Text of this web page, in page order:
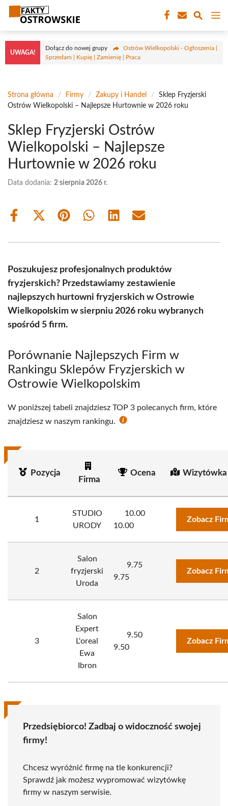
Przejdź
treści
UWAGA!
Dołącz do nowej grupy
Ostrów Wielkopolski - Ogłoszenia |
Sprzedam | Kupię | Zamienię | Praca
Strona główna / Firmy / Zakupy i Handel /
Sklep Fryzjerski
Ostrów Wielkopolski – Najlepsze Hurtownie w 2026 roku
Sklep Fryzjerski Ostrów
Wielkopolski – Najlepsze
Hurtownie w 2026 roku
Data dodania: 2 sierpnia 2026 r.
Share
Share
(Twitter)
Share Share Share Share
Poszukujesz profesjonalnych produktów
fryzjerskich? Przedstawiamy zestawienie
najlepszych hurtowni fryzjerskich w Ostrowie
Wielkopolskim w sierpniu 2026 roku wybranych
spośród 5 firm.
Porównanie Najlepszych Firm w
Rankingu Sklepów Fryzjerskich w
Ostrowie Wielkopolskim
W poniższej tabeli znajdziesz TOP 3 polecanych firm, które
znajdziesz w naszym rankingu.
Pozycja
Firma
Ocena Wizytówka
1
STUDIO
URODY
10.00
10.00
Zobacz
2
Salon
fryzjerski
Uroda
9.75
9.75
Zobacz
3
Salon
Expert
L'oreal
Ewa
Ibron
9.50
9.50
Zobacz
Przedsiębiorco! Zadbaj o widoczność swojej
firmy!
Chcesz wyróżnić firmę na tle konkurencji?
Sprawdź jak możesz wypromować wizytówkę
firmy w naszym serwisie.